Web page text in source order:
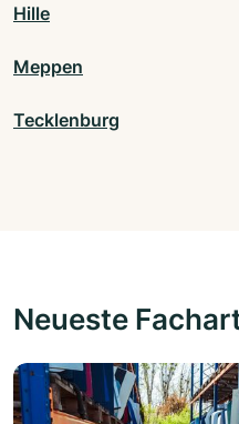
Hille
Meppen
Tecklenburg
Neueste